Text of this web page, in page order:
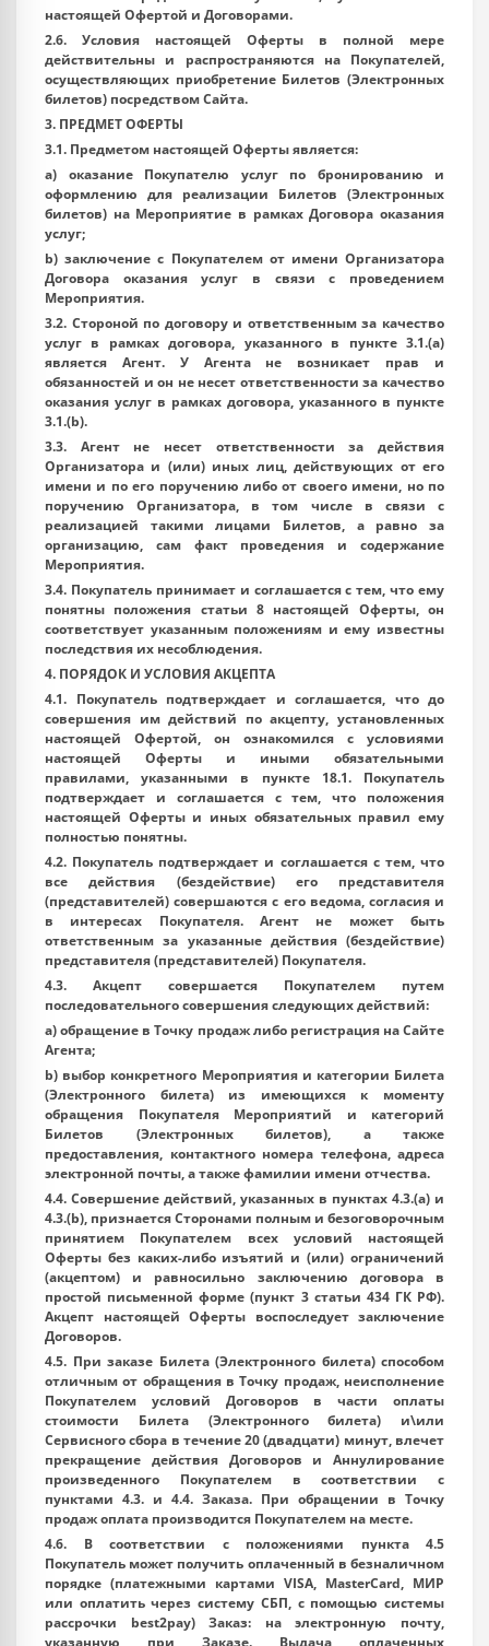
настоящей Офертой и Договорами.
2.6. Условия настоящей Оферты в полной мере
действительны и распространяются на Покупателей,
осуществляющих приобретение Билетов (Электронных
билетов) посредством Сайта.
3. ПРЕДМЕТ ОФЕРТЫ
3.1. Предметом настоящей Оферты является:
a) оказание Покупателю услуг по бронированию и
оформлению для реализации Билетов (Электронных
билетов) на Мероприятие в рамках Договора оказания
услуг;
b) заключение с Покупателем от имени Организатора
Договора оказания услуг в связи с проведением
Мероприятия.
3.2. Стороной по договору и ответственным за качество
услуг в рамках договора, указанного в пункте 3.1.(а)
является Агент. У Агента не возникает прав и
обязанностей и он не несет ответственности за качество
оказания услуг в рамках договора, указанного в пункте
3.1.(b).
3.3. Агент не несет ответственности за действия
Организатора и (или) иных лиц, действующих от его
имени и по его поручению либо от своего имени, но по
поручению Организатора, в том числе в связи с
реализацией такими лицами Билетов, а равно за
организацию, сам факт проведения и содержание
Мероприятия.
3.4. Покупатель принимает и соглашается с тем, что ему
понятны положения статьи 8 настоящей Оферты, он
соответствует указанным положениям и ему известны
последствия их несоблюдения.
4. ПОРЯДОК И УСЛОВИЯ АКЦЕПТА
4.1. Покупатель подтверждает и соглашается, что до
совершения им действий по акцепту, установленных
настоящей Офертой, он ознакомился с условиями
настоящей Оферты и иными обязательными
правилами, указанными в пункте 18.1. Покупатель
подтверждает и соглашается с тем, что положения
настоящей Оферты и иных обязательных правил ему
полностью понятны.
4.2. Покупатель подтверждает и соглашается с тем, что
все действия (бездействие) его представителя
(представителей) совершаются с его ведома, согласия и
в интересах Покупателя. Агент не может быть
ответственным за указанные действия (бездействие)
представителя (представителей) Покупателя.
4.3. Акцепт совершается Покупателем путем
последовательного совершения следующих действий:
a) обращение в Точку продаж либо регистрация на Сайте
Агента;
b) выбор конкретного Мероприятия и категории Билета
(Электронного билета) из имеющихся к моменту
обращения Покупателя Мероприятий и категорий
Билетов (Электронных билетов), а также
предоставления, контактного номера телефона, адреса
электронной почты, а также фамилии имени отчества.
4.4. Совершение действий, указанных в пунктах 4.3.(a) и
4.3.(b), признается Сторонами полным и безоговорочным
принятием Покупателем всех условий настоящей
Оферты без каких-либо изъятий и (или) ограничений
(акцептом) и равносильно заключению договора в
простой письменной форме (пункт 3 статьи 434 ГК РФ).
Акцепт настоящей Оферты воспоследует заключение
Договоров.
4.5. При заказе Билета (Электронного билета) способом
отличным от обращения в Точку продаж, неисполнение
Покупателем условий Договоров в части оплаты
стоимости Билета (Электронного билета) и\или
Сервисного сбора в течение 20 (двадцати) минут, влечет
прекращение действия Договоров и Аннулирование
произведенного Покупателем в соответствии с
пунктами 4.3. и 4.4. Заказа. При обращении в Точку
продаж оплата производится Покупателем на месте.
4.6. В соответствии с положениями пункта 4.5
Покупатель может получить оплаченный в безналичном
порядке (платежными картами VISA, MasterСard, МИР
или оплатить через систему СБП, с помощью системы
рассрочки best2pay) Заказ: на электронную почту,
указанную при Заказе. Выдача оплаченных